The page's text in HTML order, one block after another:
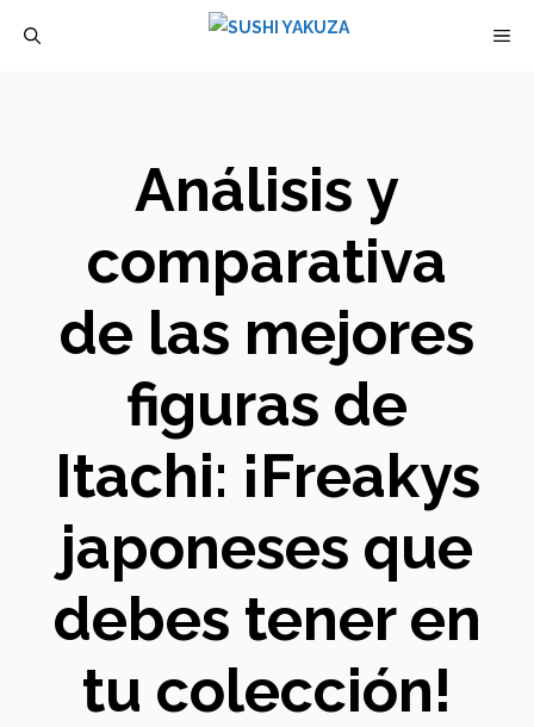
Análisis y
comparativa
de las mejores
figuras de
Itachi: ¡Freakys
japoneses que
debes tener en
tu colección!